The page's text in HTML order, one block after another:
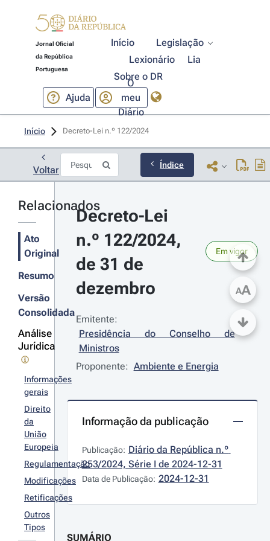
Jornal Oficial
da República
Portuguesa
Início
Legislação
Lexionário
Lia
Sobre o DR
Ajuda
O
meu
Diário
Início Decreto-Lei n.º 122/2024
Voltar Índice
Relacionados
Ato
Original
Resumo
Versão
Consolidada
Análise
Jurídica
Informações
gerais
Direito
da
União
Europeia
Regulamentação
Modificações
Retificações
Outros
Tipos
Decreto-Lei
n.º 122/2024,
de 31 de
dezembro
Em vigor
Emitente:
Presidência do Conselho de
Ministros
Proponente: Ambiente e Energia
Informação da publicação
Publicação: Diário da República n.º
253/2024, Série I de 2024-12-31
Data de Publicação: 2024-12-31
SUMÁRIO
AA